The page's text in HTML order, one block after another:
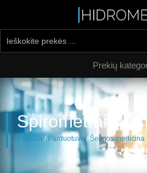
Prekių
Spirometrai
Pradžia / Parduotuvė/Šeimos medicina